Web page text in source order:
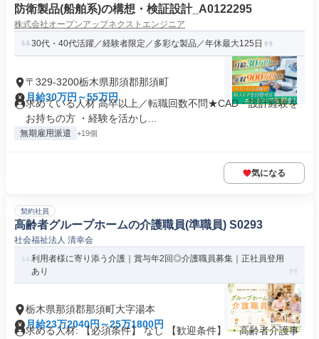
防衛製品(船舶系)の構想・検証設計_A0122295
株式会社オープンアップネクストエンジニア
30代・40代活躍／経験者限定／多彩な製品／年休最大125日
〒329-3200栃木県那須郡那須町
月給30万円～55万円
求めている人材 高卒以上／転職回数不問★CAD・設計経験を
お持ちの方 ・経験を活かし...
無期雇用派遣 +19個
気になる
契約社員
高齢者グループホームの介護職員(準職員) S0293
社会福祉法人 清幸会
利用者様に寄り添う介護｜賞与年2回◎介護職員募集｜正社員登用
あり
栃木県那須郡那須町大字湯本
月給23万2040円～25万1800円
求める人材: 【必須条件】 なし 【歓迎条件】 ・高齢者介護事